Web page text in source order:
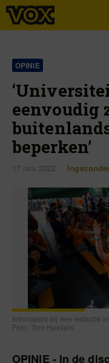
OPINIE
eenvoudig
beperken’
17 nov 2022
Introlopers bij een eetactie
Foto: Tom Hessels
OPINIE - In de